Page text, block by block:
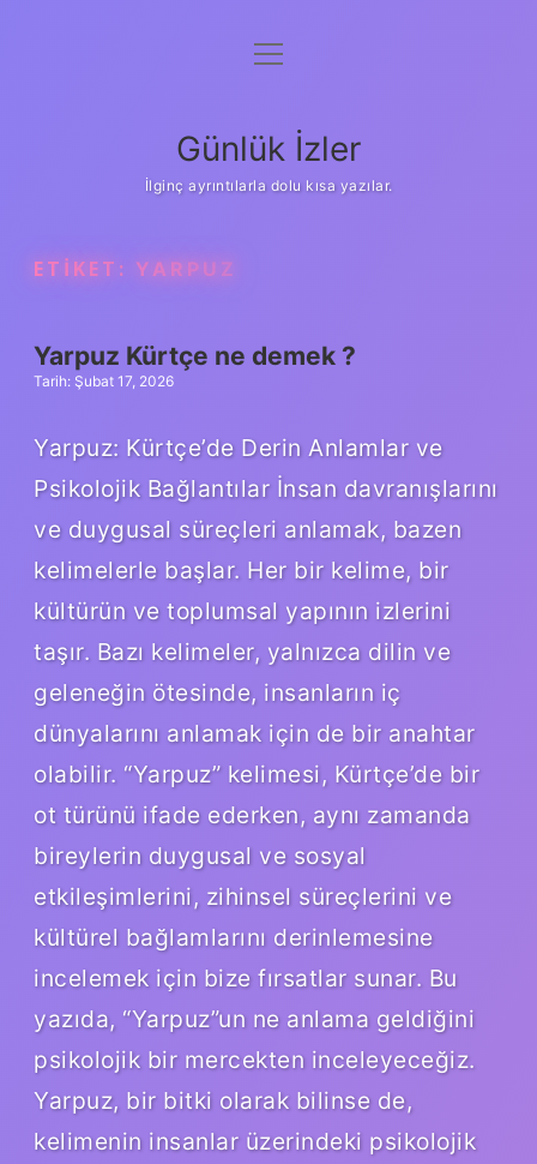
Anasayfa
Yasal Uyarı
menüyü
Günlük İzler
İlginç ayrıntılarla dolu kısa yazılar.
ETIKET: YARPUZ
Yarpuz Kürtçe ne demek ?
Tarih: Şubat 17, 2026
Yarpuz: Kürtçe’de Derin Anlamlar ve
Psikolojik Bağlantılar İnsan davranışlarını
ve duygusal süreçleri anlamak, bazen
kelimelerle başlar. Her bir kelime, bir
kültürün ve toplumsal yapının izlerini
taşır. Bazı kelimeler, yalnızca dilin ve
geleneğin ötesinde, insanların iç
dünyalarını anlamak için de bir anahtar
olabilir. “Yarpuz” kelimesi, Kürtçe’de bir
ot türünü ifade ederken, aynı zamanda
bireylerin duygusal ve sosyal
etkileşimlerini, zihinsel süreçlerini ve
kültürel bağlamlarını derinlemesine
incelemek için bize fırsatlar sunar. Bu
yazıda, “Yarpuz”un ne anlama geldiğini
psikolojik bir mercekten inceleyeceğiz.
Yarpuz, bir bitki olarak bilinse de,
kelimenin insanlar üzerindeki psikolojik